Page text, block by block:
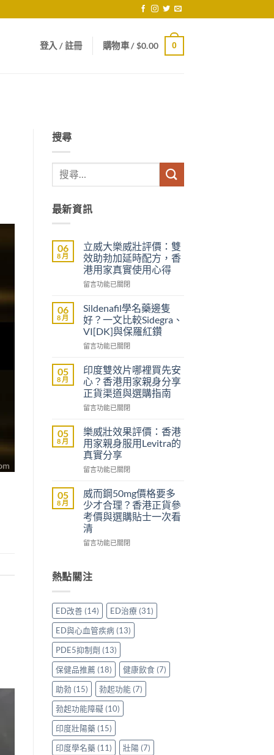
登入 / 註冊 購物車 /$0.00 0
搜尋
最新資訊
06
8 月
立威大樂威壯評價：雙
效助勃加延時配方，香
港用家真實使用心得
在
威
大
樂
威
壯
價：
雙
效
助
勃
延
時
配
方，
香
用
家
真
實
使
用
中
留言功能已關閉
06
8 月
Sildenafil學名藥邊隻
好？一文比較Sidegra、
VI[DK]與保羅紅鑽
在
學
名
藥
邊
隻
一
文
比
較
Sidegra、
與
保
羅
紅
鑽〉
中
留言功能已關閉
05
8 月
印度雙效片哪裡買先安
心？香港用家親身分享
正貨渠道與選購指南
在
度
雙
效
片
哪
買
先
安
心？
香
港
親
身
享
正
貨
渠
道
與
選
購
指
南〉
中
留言功能已關閉
05
8 月
樂威壯效果評價：香港
用家親身服用Levitra的
真實分享
在
威
壯
效
果
評
價：
用
家
身
服
用
Levitra
的
真
實
分
享〉
中
留言功能已關閉
05
8 月
威而鋼50mg價格要多
少才合理？香港正貨參
考價與選購貼士一次看
清
在
鋼
50mg
格
要
多
少
才
合
理？
香
港
正
貨
參
考
價
與
留言功能已關閉
熱點關注
ED改善 (14) ED治療(31)
ED與心血管疾病(13)
PDE5抑制劑 (13)
保健品推薦 (18) 健康飲食 (7)
助勃 (15) 勃起功能 (7)
勃起功能障礙(10)
印度壯陽藥 (15)
印度學名藥 (11) 壯陽(7)